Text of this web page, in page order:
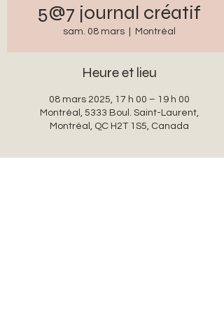
5@7 journal créatif
sam. 08 mars
  |
Montréal
Heure et lieu
08 mars 2025, 17 h 00 – 19 h 00
Montréal, 5333 Boul. Saint-Laurent,
Montréal, QC H2T 1S5, Canada